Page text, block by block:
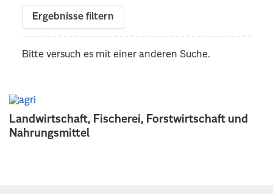
Landwirtschaft, Fischerei, Forstwirtschaft und
Nahrungsmittel
Ergebnisse filtern
Bitte versuch es mit einer anderen Suche.